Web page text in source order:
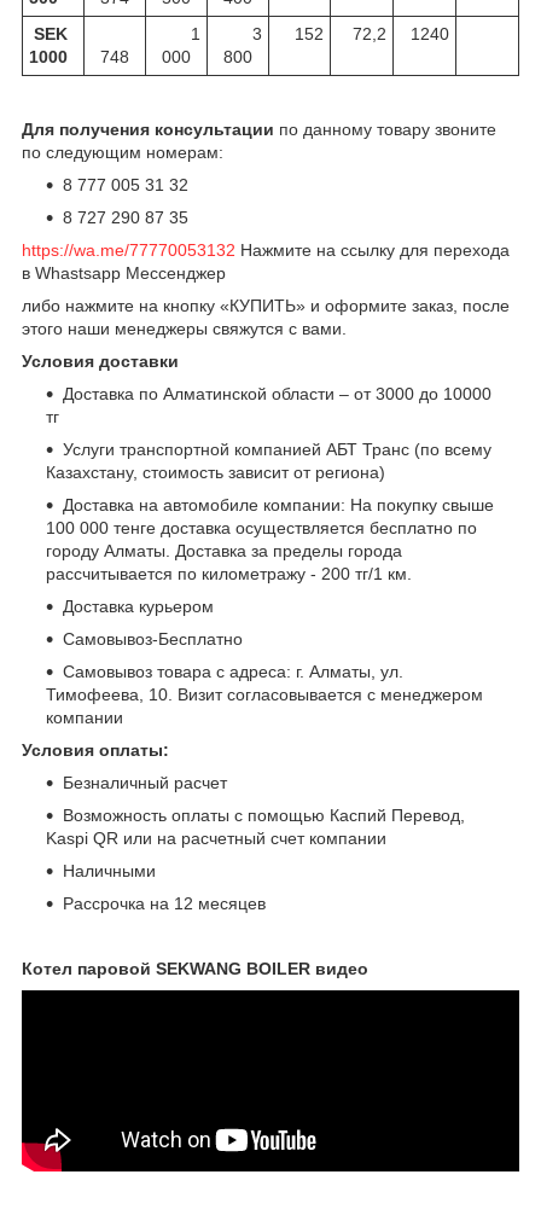
SEK
1000
748
1
000
3
800
152 72,2 1240
Для получения консультации по данному товару звоните
по следующим номерам:
8 777 005 31 32
8 727 290 87 35
https://wa.me/77770053132 Нажмите на ссылку для перехода
в Whastsapp Мессенджер
либо нажмите на кнопку «КУПИТЬ» и оформите заказ, после
этого наши менеджеры свяжутся с вами.
Условия доставки
Доставка по Алматинской области – от 3000 до 10000
тг
Услуги транспортной компанией АБТ Транс (по всему
Казахстану, стоимость зависит от региона)
Доставка на автомобиле компании: На покупку свыше
100 000 тенге доставка осуществляется бесплатно по
городу Алматы. Доставка за пределы города
рассчитывается по километражу - 200 тг/1 км.
Доставка курьером
Самовывоз-Бесплатно
Самовывоз товара с адреса: г. Алматы, ул.
Тимофеева, 10. Визит согласовывается с менеджером
компании
Условия оплаты:
Безналичный расчет
Возможность оплаты с помощью Каспий Перевод,
Kaspi QR или на расчетный счет компании
Наличными
Рассрочка на 12 месяцев
Котел паровой SEKWANG BOILER видео